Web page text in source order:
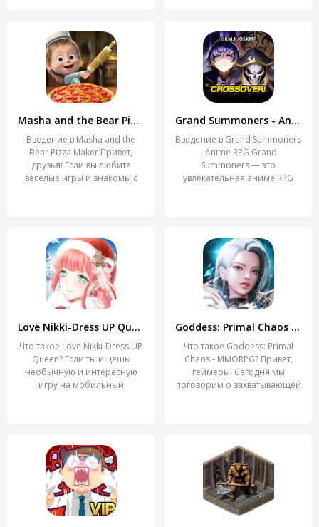
Masha and the Bear Pizza Maker
Введение в Masha and the
Bear Pizza Maker Привет,
друзья! Если вы любите
весёлые игры и знакомы с
Grand Summoners - Anime RPG
Введение в Grand Summoners
- Anime RPG Grand
Summoners — это
увлекательная аниме RPG
Love Nikki-Dress UP Queen
Что такое Love Nikki-Dress UP
Queen? Если ты ищешь
необычную и интересную
игру на мобильный
Goddess: Primal Chaos - MMORPG
Что такое Goddess: Primal
Chaos - MMORPG? Привет,
геймеры! Сегодня мы
поговорим о захватывающей